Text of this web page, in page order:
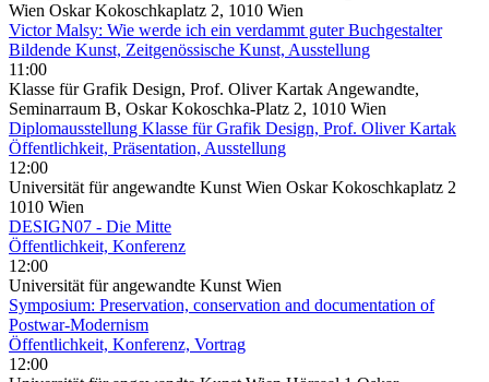
Wien Oskar Kokoschkaplatz 2, 1010 Wien
Victor Malsy: Wie werde ich ein verdammt guter Buchgestalter
Bildende Kunst, Zeitgenössische Kunst, Ausstellung
11:00
Klasse für Grafik Design, Prof. Oliver Kartak Angewandte,
Seminarraum B, Oskar Kokoschka-Platz 2, 1010 Wien
Diplomausstellung Klasse für Grafik Design, Prof. Oliver Kartak
Öffentlichkeit, Präsentation, Ausstellung
12:00
Universität für angewandte Kunst Wien Oskar Kokoschkaplatz 2
1010 Wien
DESIGN07 - Die Mitte
Öffentlichkeit, Konferenz
12:00
Universität für angewandte Kunst Wien
Symposium: Preservation, conservation and documentation of
Postwar-Modernism
Öffentlichkeit, Konferenz, Vortrag
12:00